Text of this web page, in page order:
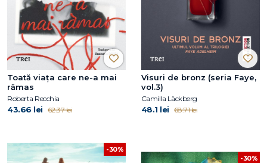
Toată viața care ne-a mai
rămas
Roberta Recchia
43.66 lei 62.37 lei
Visuri de bronz (seria Faye,
vol.3)
Camilla Läckberg
48.1 lei 68.71 lei
-30%
-30%